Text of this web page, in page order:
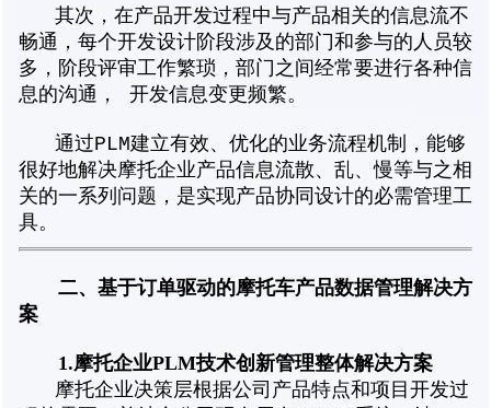
其次，在产品开发过程中与产品相关的信息流不
畅通，每个开发设计阶段涉及的部门和参与的人员较
多，阶段评审工作繁琐，部门之间经常要进行各种信
息的沟通， 开发信息变更频繁。
通过PLM建立有效、优化的业务流程机制，能够
很好地解决摩托企业产品信息流散、乱、慢等与之相
关的一系列问题，是实现产品协同设计的必需管理工
具。
二、基于订单驱动的摩托车产品数据管理解决方
案
1.摩托企业PLM技术创新管理整体解决方案
摩托企业决策层根据公司产品特点和项目开发过